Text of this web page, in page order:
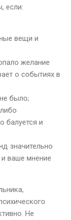
если:
вещи и
желание
о событиях в
было;
балуется и
значительно
и ваше мнение
Не